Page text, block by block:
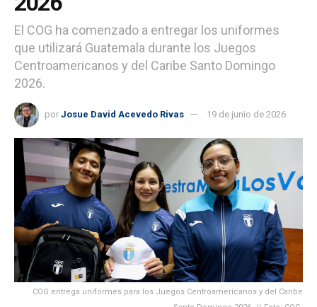
El COG ha comenzado a entregar los uniformes
que utilizará Guatemala durante los Juegos
Centroamericanos y del Caribe Santo Domingo
2026.
por Josue David Acevedo Rivas 19 de junio de 2026
COG entrega uniformes para los Juegos Centroamericanos y del Caribe